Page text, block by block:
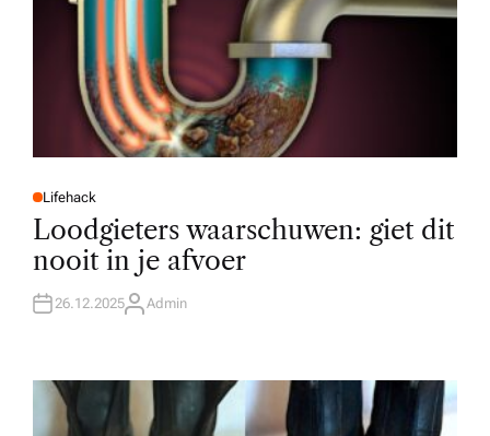
P
O
T
E
D
N
Lifehack
Loodgieters waarschuwen: giet dit
nooit in je afvoer
26.12.2025A
R
Admin